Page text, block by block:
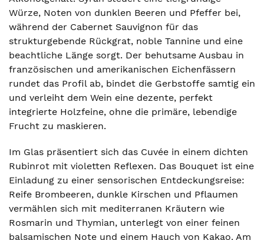
Würze, Noten von dunklen Beeren und Pfeffer bei,
während der Cabernet Sauvignon für das
strukturgebende Rückgrat, noble Tannine und eine
beachtliche Länge sorgt. Der behutsame Ausbau in
französischen und amerikanischen Eichenfässern
rundet das Profil ab, bindet die Gerbstoffe samtig ein
und verleiht dem Wein eine dezente, perfekt
integrierte Holzfeine, ohne die primäre, lebendige
Frucht zu maskieren.
Im Glas präsentiert sich das Cuvée in einem dichten
Rubinrot mit violetten Reflexen. Das Bouquet ist eine
Einladung zu einer sensorischen Entdeckungsreise:
Reife Brombeeren, dunkle Kirschen und Pflaumen
vermählen sich mit mediterranen Kräutern wie
Rosmarin und Thymian, unterlegt von einer feinen
balsamischen Note und einem Hauch von Kakao. Am